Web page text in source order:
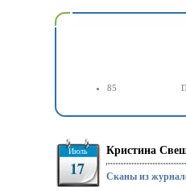
85
Июль
17
Кристина
Сканы из